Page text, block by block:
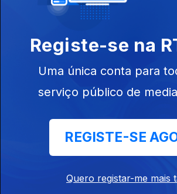
Registe-se na
Uma única conta para
serviço público de media
REGISTE-SE
Quero registar-me mais